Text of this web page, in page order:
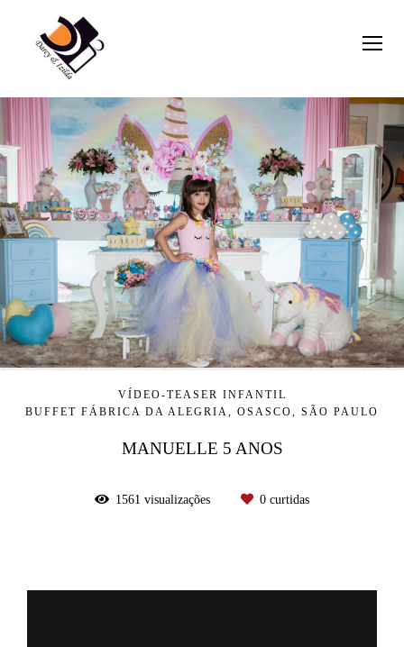
VÍDEO-TEASER INFANTIL
BUFFET FÁBRICA DA ALEGRIA, OSASCO, SÃO PAULO
MANUELLE 5 ANOS
1561 visualizações 0 curtidas